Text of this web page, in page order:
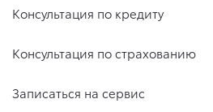
Консультация по кредиту
Консультация по страхованию
Записаться на сервис